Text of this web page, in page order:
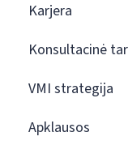
Karjera
Konsultacinė
VMI strategija
Apklausos